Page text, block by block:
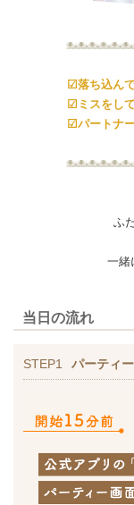
☑落ち込ん
☑ミスをし
☑パートナ
ふ
一緒
当日の流れ
STEP1 パーティ